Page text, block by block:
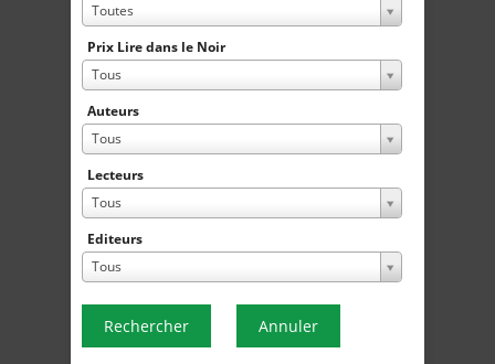
Toutes
Prix Lire dans le Noir
Tous
Auteurs
Tous
Lecteurs
Tous
Editeurs
Tous
Rechercher Annuler